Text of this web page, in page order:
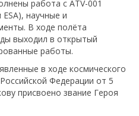
работа с ATV-001
научные и
В ходе полёта
выходил в открытый
работы.
в ходе космического
Федерации от 5
присвоено звание Героя